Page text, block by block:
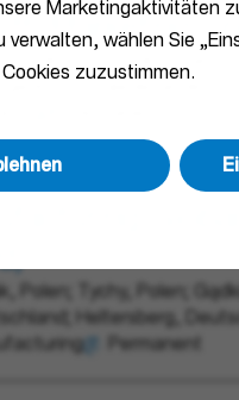
Marketingaktivitäten
wählen Sie
zuzustimmen.
Marketing
Frankreich; Frankfurt am
Niederlande
Polen; Tychy, Polen;
Heltersberg,
Permanent